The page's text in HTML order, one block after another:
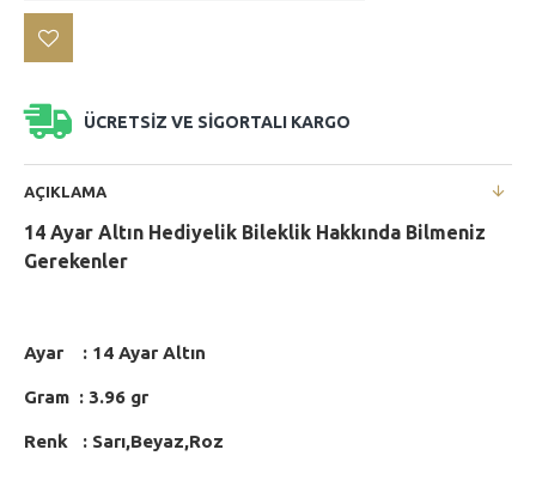
ÜCRETSİZ VE SİGORTALI KARGO
AÇIKLAMA
14 Ayar Altın Hediyelik Bileklik Hakkında Bilmeniz
Gerekenler
Ayar : 14 Ayar Altın
Gram : 3.96 gr
Renk : Sarı,Beyaz,Roz